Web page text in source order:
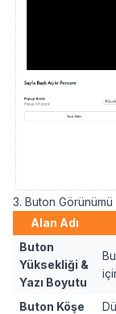
3. Buton Görünümü
Alan Adı
Buton
Yüksekliği &
Yazı Boyutu
Buton Köşe